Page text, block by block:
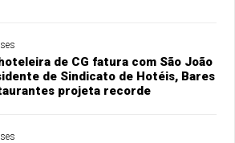
de CG fatura com São João
de Sindicato de Hotéis, Bares
projeta recorde